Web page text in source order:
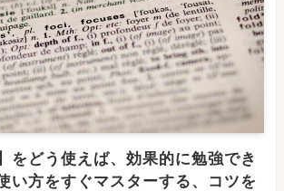
をどう使えば、効果的に勉強でき
い方をすぐマスターする、コツを